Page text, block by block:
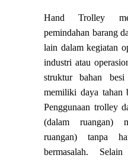
Hand Trolley
pemindahan barang
lain dalam kegiatan
industri atau
struktur bahan
memiliki daya tahan
Penggunaan trolley
(dalam ruangan)
ruangan) tanpa
bermasalah.